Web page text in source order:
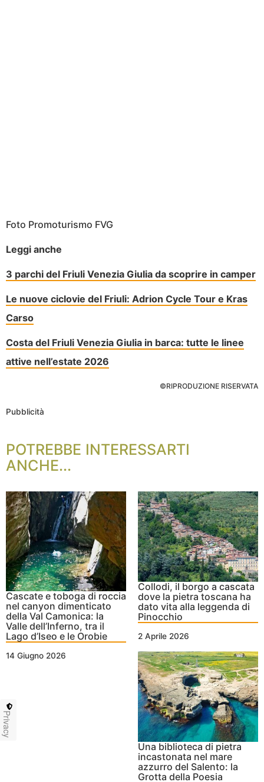
Foto Promoturismo FVG
Leggi anche
3 parchi del Friuli Venezia Giulia da scoprire in camper
Le nuove ciclovie del Friuli: Adrion Cycle Tour e Kras
Carso
Costa del Friuli Venezia Giulia in barca: tutte le linee
attive nell’estate 2026
©RIPRODUZIONE RISERVATA
Pubblicità
POTREBBE INTERESSARTI
ANCHE...
Cascate e toboga di roccia
nel canyon dimenticato
della Val Camonica: la
Valle dell’Inferno, tra il
Lago d’Iseo e le Orobie
14 Giugno 2026
Collodi, il borgo a cascata
dove la pietra toscana ha
dato vita alla leggenda di
Pinocchio
2 Aprile 2026
Una biblioteca di pietra
incastonata nel mare
azzurro del Salento: la
Grotta della Poesia
Privacy